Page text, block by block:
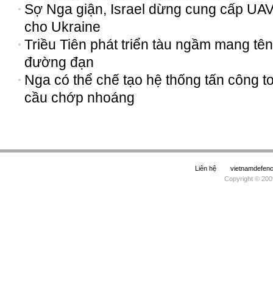
Sợ Nga giận, Israel dừng cung cấp
cho Ukraine
Triều Tiên phát triển tàu ngầm mang
đường đạn
Nga có thể chế tạo hệ thống tấn công
cầu chớp nhoáng
Liên hệ
Copyright ©